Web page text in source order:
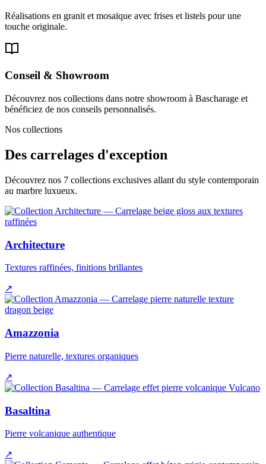
Réalisations en granit et mosaïque avec frises et listels pour une
touche originale.
Conseil & Showroom
Découvrez nos collections dans notre showroom à Bascharage et
bénéficiez de nos conseils personnalisés.
Nos collections
Des carrelages d'exception
Découvrez nos 7 collections exclusives allant du style contemporain
au marbre luxueux.
Architecture
Textures raffinées, finitions brillantes
↗
Amazzonia
Pierre naturelle, textures organiques
↗
Basaltina
Pierre volcanique authentique
↗